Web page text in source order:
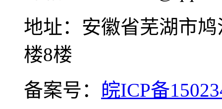
地址：安徽省芜湖市
楼8楼
备案号： 皖ICP备